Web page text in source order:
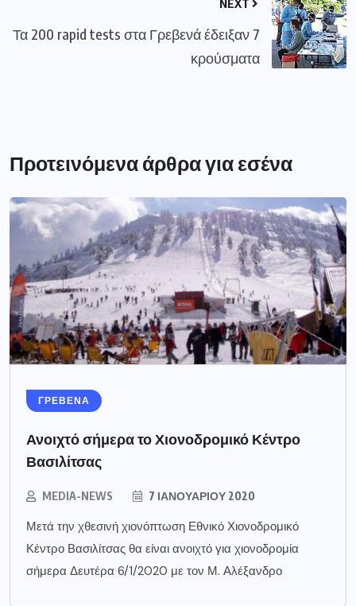
NEXT
Τα 200 rapid tests στα Γρεβενά έδειξαν 7
κρούσματα
Προτεινόμενα άρθρα για εσένα
ΓΡΕΒΕΝΑ
Ανοιχτό σήμερα το Χιονοδρομικό Κέντρο
Βασιλίτσας
MEDIA-NEWS 7 ΙΑΝΟΥΑΡΊΟΥ 2020
Μετά την χθεσινή χιονόπτωση Εθνικό Χιονοδρομικό
Κέντρο Βασιλίτσας θα είναι ανοιχτό για χιονοδρομία
σήμερα Δευτέρα 6/1/2020 με τον Μ. Αλέξανδρο